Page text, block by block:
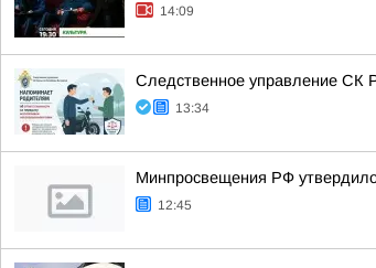
14:09
Следственное управление СК
13:34
Минпросвещения РФ
12:45